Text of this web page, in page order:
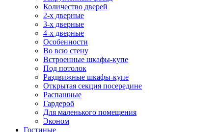
Количество дверей
2-х дверные
3-х дверные
4-х дверные
Особенности
Во всю стену
Встроенные шкафы-купе
Под потолок
Раздвижные шкафы-купе
Открытая секция посередине
Распашные
Гардероб
Для маленького помещения
Эконом
Гостиные